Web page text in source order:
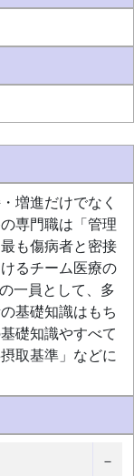
増進だけでなく
専門職は「管理
も傷病者と密接
るチーム医療の
一員として、多
基礎知識はもち
礎知識やすべて
取基準」などに
－